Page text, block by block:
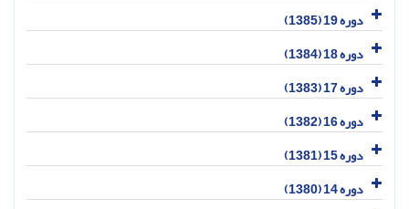
دوره 19 (1385)
دوره 18 (1384)
دوره 17 (1383)
دوره 16 (1382)
دوره 15 (1381)
دوره 14 (1380)